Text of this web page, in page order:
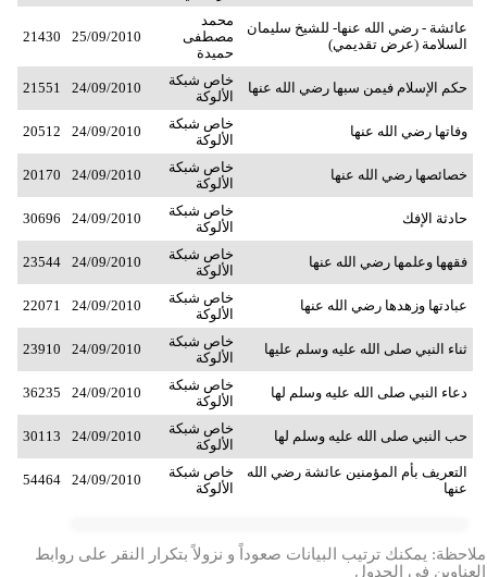
عائشة - رضي الله عنها- للشيخ سليمان
السلامة (عرض تقديمي)
محمد
مصطفى
حميدة
25/09/2010
21430
حكم الإسلام فيمن سبها رضي الله عنها
خاص شبكة
الألوكة
24/09/2010
21551
وفاتها رضي الله عنها
خاص شبكة
الألوكة
24/09/2010
20512
خصائصها رضي الله عنها
خاص شبكة
الألوكة
24/09/2010
20170
حادثة الإفك
خاص شبكة
الألوكة
24/09/2010
30696
فقهها وعلمها رضي الله عنها
خاص شبكة
الألوكة
24/09/2010
23544
عبادتها وزهدها رضي الله عنها
خاص شبكة
الألوكة
24/09/2010
22071
ثناء النبي صلى الله عليه وسلم عليها
خاص شبكة
الألوكة
24/09/2010
23910
دعاء النبي صلى الله عليه وسلم لها
خاص شبكة
الألوكة
24/09/2010
36235
حب النبي صلى الله عليه وسلم لها
خاص شبكة
الألوكة
24/09/2010
30113
التعريف بأم المؤمنين عائشة رضي الله
عنها
خاص شبكة
الألوكة
24/09/2010
54464
ملاحظة: يمكنك ترتيب البيانات صعوداً و نزولاً بتكرار النقر على روابط
العناوين في الجدول